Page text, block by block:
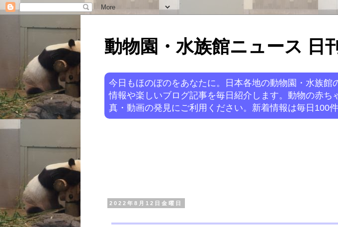
動物園・水族館ニュース 日
今日もほのぼのをあなたに。日本各地の動物園・水族
情報や楽しいブログ記事を毎日紹介します。動物の赤
真・動画の発見にご利用ください。新着情報は毎日100
2022年8月12日金曜日